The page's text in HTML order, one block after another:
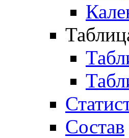
Состав